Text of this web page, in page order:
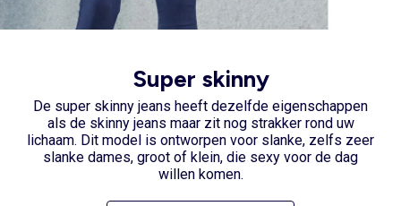
Super skinny
De super skinny jeans heeft dezelfde eigenschappen
als de skinny jeans maar zit nog strakker rond uw
lichaam. Dit model is ontworpen voor slanke, zelfs zeer
slanke dames, groot of klein, die sexy voor de dag
willen komen.